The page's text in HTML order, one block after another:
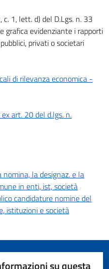
1, lett. d) del D.Lgs. n. 33
grafica evidenziante i rapporti
privati o societari
di rilevanza economica -
art. 20 del d.lgs. n.
la designaz. e la
in enti, ist, società
candidature nomine del
istituzioni e società
su questa